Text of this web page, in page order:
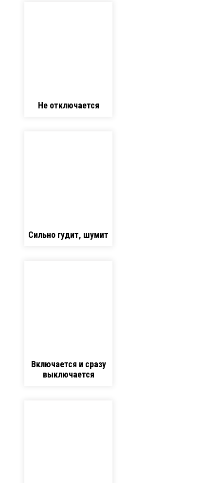
Не отключается
Сильно гудит, шумит
Включается и сразу
выключается